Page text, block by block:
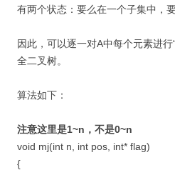
有两个状态：要么在一个子集中，要
因此，可以逐一对A中每个元素进行
全二叉树。
算法如下：
注意这里是1~n，不是0~n
void mj(int n, int pos, int* flag)
{